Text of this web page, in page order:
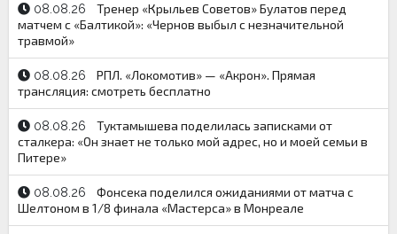
08.08.26
Тренер «Крыльев Советов» Булатов перед
матчем с «Балтикой»: «Чернов выбыл с незначительной
травмой»
08.08.26
РПЛ. «Локомотив» — «Акрон». Прямая
трансляция: смотреть бесплатно
08.08.26
Туктамышева поделилась записками от
сталкера: «Он знает не только мой адрес, но и моей семьи в
Питере»
08.08.26
Фонсека поделился ожиданиями от матча с
Шелтоном в 1/8 финала «Мастерса» в Монреале